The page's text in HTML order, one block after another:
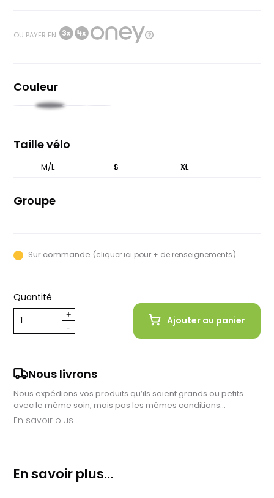
OU PAYER EN
Couleur
Vert Blanc
Taille vélo
XS S M
M/L L XL
Groupe
Sur commande (cliquer ici pour + de renseignements)
Quantité
Ajouter au panier
Nous livrons
Nous expédions vos produits qu’ils soient grands ou petits
avec le même soin, mais pas les mêmes conditions…
En savoir plus
achats à domicile, mais il est encore plus gratifiant de vous
accueillir en magasin. Commandez en ligne et récupérez vos
En savoir plus...